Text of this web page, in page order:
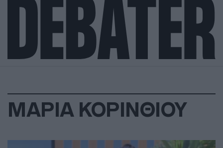
ΜΑΡΙΑ ΚΟΡΙΝΘΙΟΥ